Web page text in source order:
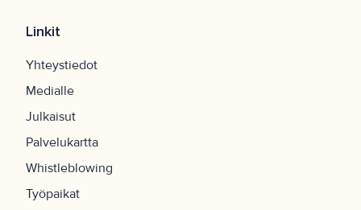
Linkit
Yhteystiedot
Medialle
Julkaisut
Palvelukartta
Whistleblowing
Työpaikat